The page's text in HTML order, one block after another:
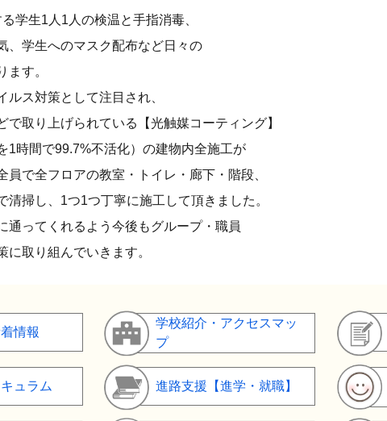
学生1人1人の検温と手指消毒、
、学生へのマスク配布など日々の
ます。
ルス対策として注目され、
で取り上げられている【光触媒コーティング】
1時間で99.7%不活化）の建物内全施工が
員で全フロアの教室・トイレ・廊下・階段、
清掃し、1つ1つ丁寧に施工して頂きました。
通ってくれるよう今後もグループ・職員
取り組んでいきます。
情報
学校紹介・アクセスマッ
プ
ュラム 進路支援【進学・就職】